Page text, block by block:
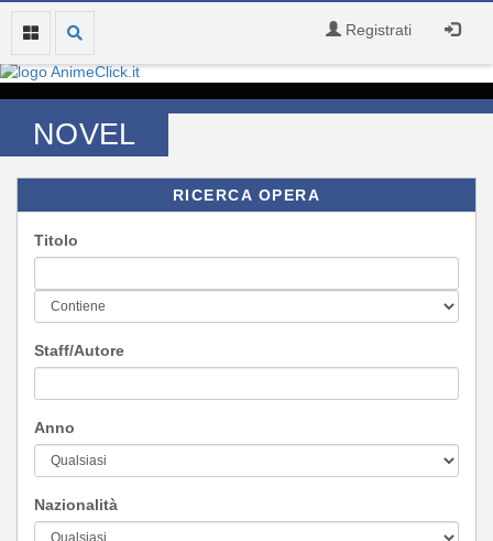
Registrati
NOVEL
RICERCA OPERA
Titolo
Staff/Autore
Anno
Nazionalità